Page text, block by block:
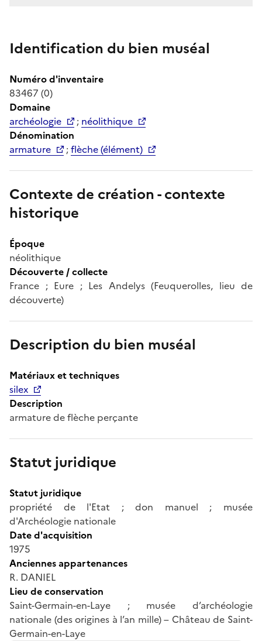
Identification du bien muséal
Numéro d'inventaire
83467 (0)
Domaine
archéologie
; néolithique
Dénomination
armature
;flèche (élément)
Contexte de création - contexte
historique
Époque
néolithique
Découverte / collecte
France ; Eure ; Les Andelys (Feuquerolles, lieu de
découverte)
Description du bien muséal
Matériaux et techniques
silex
Description
armature de flèche perçante
Statut juridique
Statut juridique
propriété de l'Etat ; don manuel ; musée
d'Archéologie nationale
Date d'acquisition
1975
Anciennes appartenances
R. DANIEL
Lieu de conservation
Saint-Germain-en-Laye ; musée d’archéologie
nationale (des origines à l’an mille) – Château de Saint-
Germain-en-Laye